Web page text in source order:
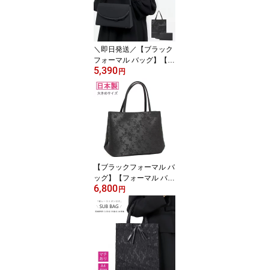
ン 3E フォーマル パンプ
ス 黒 喪服 靴 冠婚葬祭 ビ
ジネスシューズ 痛くない
疲れない 歩きやすい 広
幅 EEE
＼即日発送／【ブラック
フォーマル バッグ】【フ
ォーマル バッグ 弔事】
【喪服 バッグ】【冠婚葬
祭 バッグ】【フォーマル
バッグ 黒】【フォーマル
バッグ ブラック】【カバ
ン 葬儀】 喪服 バッグ レ
ディース 袱紗 サブバッ
グ かわいい 3点セット お
葬式 入学式 慶弔両用 67
61
5,390 円
【ブラックフォーマル バ
ッグ】【フォーマル バッ
グ】【喪服 バッグ】【冠
婚葬祭 バッグ】【フォー
マル バッグ 黒】【フォ
ーマル バッグ ブラッ
ク】【ブラックフォーマ
ル バッグ 日本製】カバ
ン 葬儀 お葬式 喪服 バッ
グ レディース 【フォー
6,800 円